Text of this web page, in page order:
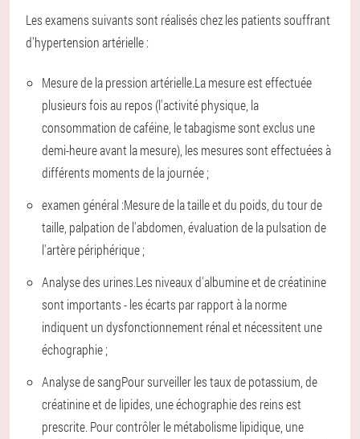
Les examens suivants sont réalisés chez les patients souffrant
d'hypertension artérielle :
Mesure de la pression artérielle.La mesure est effectuée
plusieurs fois au repos (l'activité physique, la
consommation de caféine, le tabagisme sont exclus une
demi-heure avant la mesure), les mesures sont effectuées à
différents moments de la journée ;
examen général :Mesure de la taille et du poids, du tour de
taille, palpation de l'abdomen, évaluation de la pulsation de
l'artère périphérique ;
Analyse des urines.Les niveaux d'albumine et de créatinine
sont importants - les écarts par rapport à la norme
indiquent un dysfonctionnement rénal et nécessitent une
échographie ;
Analyse de sangPour surveiller les taux de potassium, de
créatinine et de lipides, une échographie des reins est
prescrite. Pour contrôler le métabolisme lipidique, une